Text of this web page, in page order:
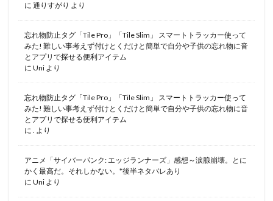
に 通りすがり より
忘れ物防止タグ「Tile Pro」「Tile Slim」 スマートトラッカー使って
みた! 難しい事考えず付けとくだけと簡単で自分や子供の忘れ物に音
とアプリで探せる便利アイテム
に Uni より
忘れ物防止タグ「Tile Pro」「Tile Slim」 スマートトラッカー使って
みた! 難しい事考えず付けとくだけと簡単で自分や子供の忘れ物に音
とアプリで探せる便利アイテム
に . より
アニメ「サイバーパンク: エッジランナーズ」感想～涙腺崩壊。とに
かく最高だ。それしかない。*後半ネタバレあり
に Uni より